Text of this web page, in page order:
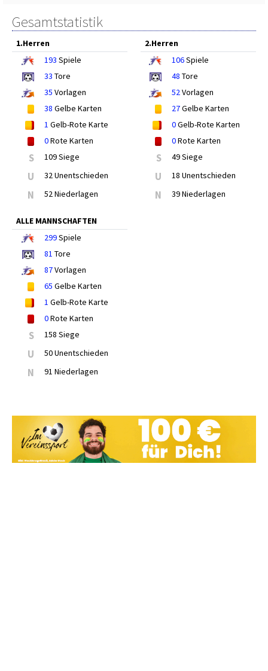
Gesamtstatistik
1.Herren
193 Spiele
33 Tore
35 Vorlagen
38 Gelbe Karten
1 Gelb-Rote Karte
0Rote Karten
S 109 Siege
U 32 Unentschieden
N 52 Niederlagen
2.Herren
106Spiele
48 Tore
52Vorlagen
27Gelbe Karten
0Gelb-Rote Karten
0Rote Karten
S 49 Siege
U 18 Unentschieden
N 39 Niederlagen
ALLE MANNSCHAFTEN
299Spiele
81 Tore
87Vorlagen
65 Gelbe Karten
1 Gelb-Rote Karte
0Rote Karten
S 158 Siege
U 50 Unentschieden
N 91 Niederlagen